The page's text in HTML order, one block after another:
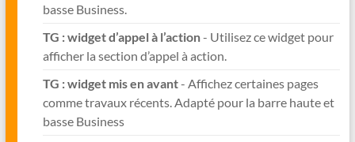
basse Business.
TG : widget d’appel à l’action- Utilisez ce widget pour
afficher la section d’appel à action.
TG : widget mis en avant- Affichez certaines pages
comme travaux récents. Adapté pour la barre haute et
basse Business